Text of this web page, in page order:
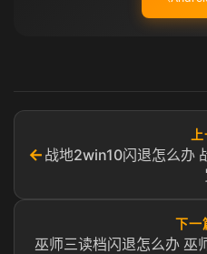
← 战地2win10闪退怎么办
下一
巫师三读档闪退怎么办 巫